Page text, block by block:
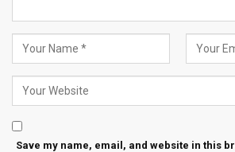
Save my name, email, and website in this